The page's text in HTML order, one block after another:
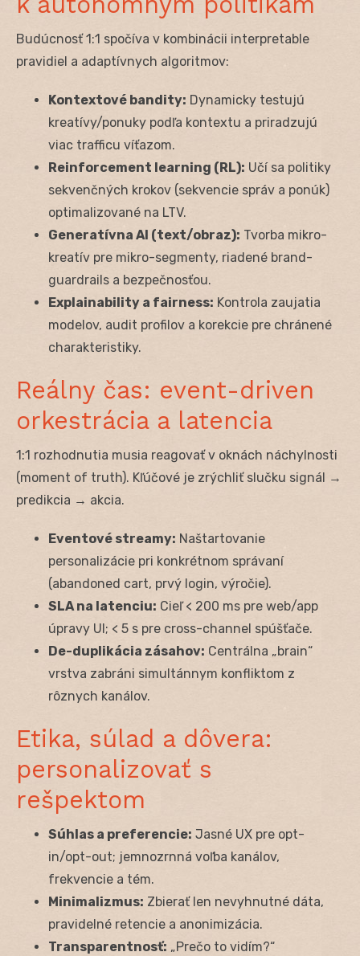
Budúcnosť 1:1 spočíva v kombinácii interpretable
pravidiel a adaptívnych algoritmov:
Kontextové bandity: Dynamicky testujú
kreatívy/ponuky podľa kontextu a priradzujú
viac trafficu víťazom.
Reinforcement learning (RL): Učí sa politiky
sekvenčných krokov (sekvencie správ a ponúk)
optimalizované na LTV.
Generatívna AI (text/obraz): Tvorba mikro-
kreatív pre mikro-segmenty, riadené brand-
guardrails a bezpečnosťou.
Explainability a fairness: Kontrola zaujatia
modelov, audit profilov a korekcie pre chránené
charakteristiky.
Reálny čas: event-driven
orkestrácia a latencia
1:1 rozhodnutia musia reagovať v oknách náchylnosti
(moment of truth). Kľúčové je zrýchliť slučku signál →
predikcia → akcia.
Eventové streamy: Naštartovanie
personalizácie pri konkrétnom správaní
(abandoned cart, prvý login, výročie).
SLA na latenciu: Cieľ < 200 ms pre web/app
úpravy UI; < 5 s pre cross-channel spúšťače.
De-duplikácia zásahov: Centrálna „brain“
vrstva zabráni simultánnym konfliktom z
rôznych kanálov.
Etika, súlad a dôvera:
personalizovať s
rešpektom
Súhlas a preferencie: Jasné UX pre opt-
in/opt-out; jemnozrnná voľba kanálov,
frekvencie a tém.
Minimalizmus: Zbierať len nevyhnutné dáta,
pravidelné retencie a anonimizácia.
Transparentnosť: „Prečo to vidím?“